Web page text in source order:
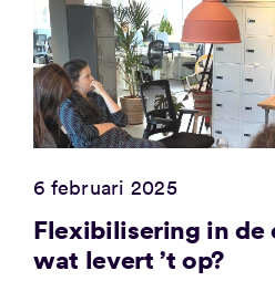
6 februari 2025
Flexibilisering in de
wat levert ’t op?